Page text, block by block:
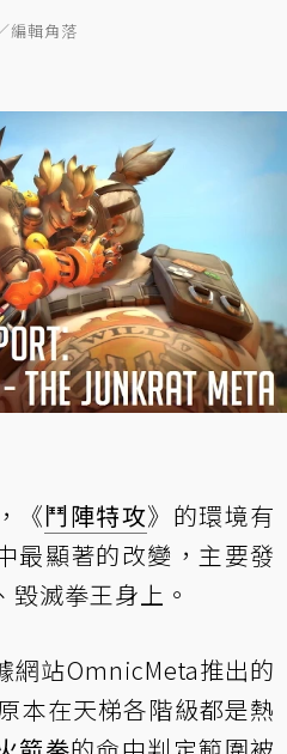
編輯角落
《鬥陣特攻》的環境有
最顯著的改變，主要發
滅拳王身上。
網站OmnicMeta推出的
本在天梯各階級都是熱